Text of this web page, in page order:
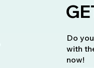
Do
with
now!